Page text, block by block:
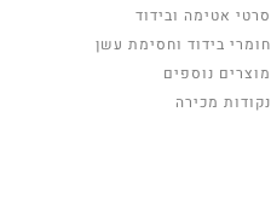
סרטי אטימה ובידוד
חומרי בידוד וחסימת עשן
מוצרים נוספים
נקודות מכירה